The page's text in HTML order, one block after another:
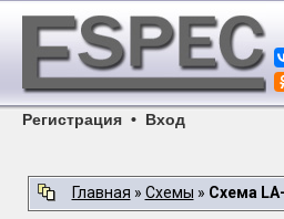
Регистрация • Вход
Главная » Схемы » Схема